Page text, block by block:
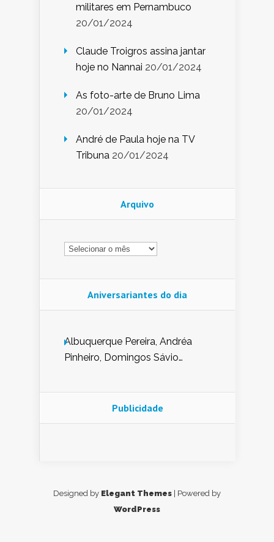
militares em Pernambuco
20/01/2024
Claude Troigros assina jantar
hoje no Nannai 20/01/2024
As foto-arte de Bruno Lima
20/01/2024
André de Paula hoje na TV
Tribuna 20/01/2024
Arquivo
Arquivo
Aniversariantes do dia
Albuquerque Pereira, Andréa
Pinheiro, Domingos Sávio
Nunes de Sena, Fátima Peixoto,
Glória Pereira, Kátia Mesel,
Publicidade
Designed by Elegant Themes | Powered by
WordPress